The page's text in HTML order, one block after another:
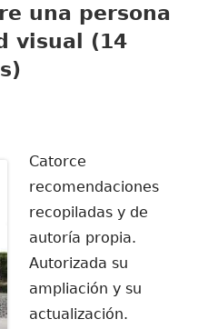
una persona
visual (14
Catorce
recomendaciones
recopiladas y de
autoría propia.
Autorizada su
ampliación y su
actualización.